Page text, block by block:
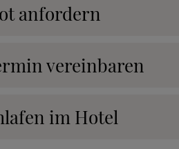
anfordern
vereinbaren
im Hotel